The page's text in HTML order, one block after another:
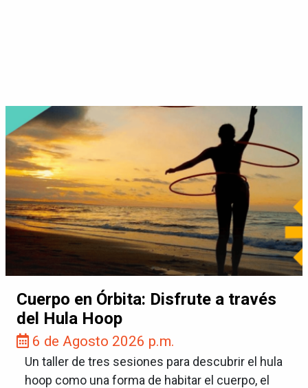
Cuerpo en Órbita: Disfrute a través
del Hula Hoop
6 de Agosto 2026 p.m.
Un taller de tres sesiones para descubrir el hula
hoop como una forma de habitar el cuerpo, el